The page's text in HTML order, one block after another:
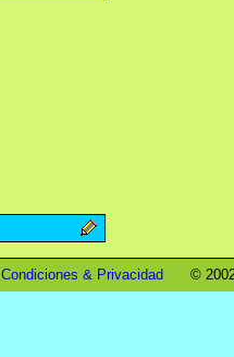
Condiciones & Privacidad ©